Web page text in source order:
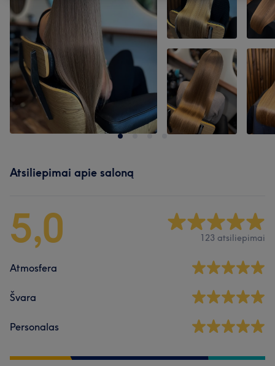
Atsiliepimai apie saloną
5,0 123 atsiliepimai
Atmosfera
Švara
Personalas